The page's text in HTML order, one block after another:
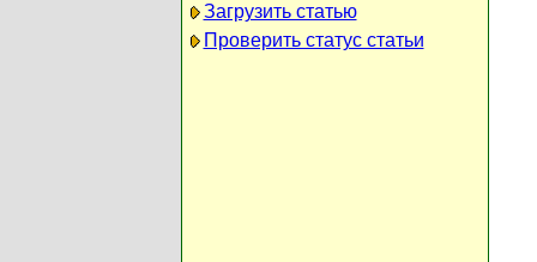
Загрузить статью
Проверить статус статьи